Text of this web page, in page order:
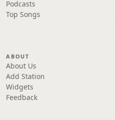
Podcasts
Top Songs
ABOUT
About Us
Add Station
Widgets
Feedback